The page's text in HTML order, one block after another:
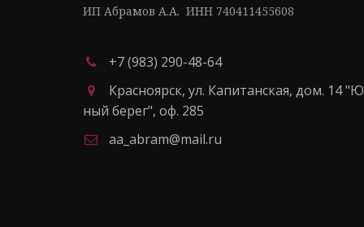
ИП Абрамов А.А.  ИНН 740411455608
+7 (983) 290-48-64
Красноярск, ул. Капитанская, дом. 14
ный берег", оф. 285
aa_abram@mail.ru